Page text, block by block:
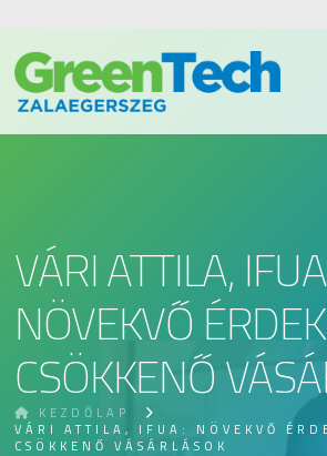
VÁRI ATTILA,
NÖVEKVŐ
CSÖKKENŐ
KEZDŐLAP
VÁRI ATTILA, IFUA: NÖVEKVŐ
CSÖKKENŐ VÁSÁRLÁSOK